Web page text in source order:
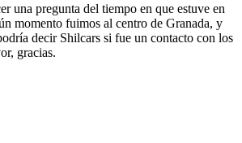
una pregunta del tiempo en que estuve en
momento fuimos al centro de Granada, y
decir Shilcars si fue un contacto con los
gracias.